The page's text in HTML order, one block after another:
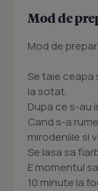
Mod de
Mod de
Se taie ceapa
la sotat.
Dupa ce s-au
Cand s-a
mirodeniile si
Se lasa sa
E momentul
10 minute la